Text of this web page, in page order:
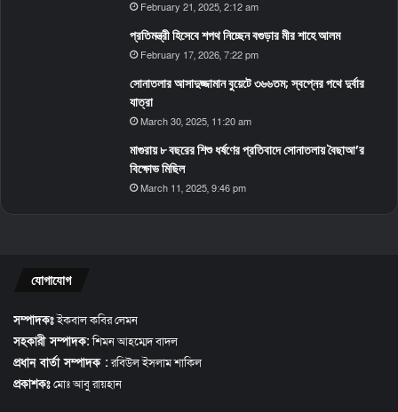
February 21, 2025, 2:12 am
প্রতিমন্ত্রী হিসেবে শপথ নিচ্ছেন বগুড়ার মীর শাহে আলম
February 17, 2026, 7:22 pm
সোনাতলার আসাদুজ্জামান বুয়েটে ৩৬৬তম; স্বপ্নের পথে দুর্বার
যাত্রা
March 30, 2025, 11:20 am
মাগুরায় ৮ বছরের শিশু ধর্ষণের প্রতিবাদে সোনাতলায় বৈছাআ’র
বিক্ষোভ মিছিল
March 11, 2025, 9:46 pm
যোগাযোগ
সম্পাদকঃইকবাল কবির লেমন
সহকারী সম্পাদক:শিমন আহম্মেদ বাদল
প্রধান বার্তা সম্পাদক :রবিউল ইসলাম শাকিল
প্রকাশকঃমোঃ আবু রায়হান